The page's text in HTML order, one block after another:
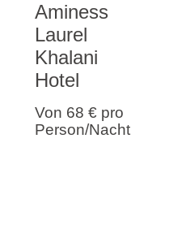
Aminess
Laurel
Khalani
Hotel
Von 68 € pro
Person/Nacht